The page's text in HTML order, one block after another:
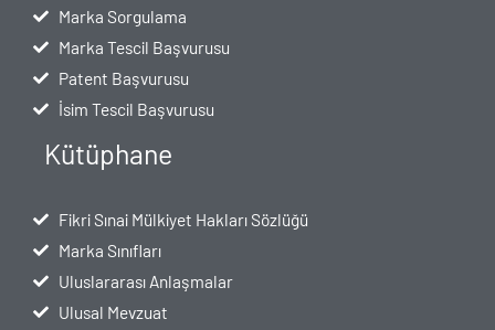
Marka Sorgulama
Marka Tescil Başvurusu
Patent Başvurusu
İsim Tescil Başvurusu
Kütüphane
Fikri Sınai Mülkiyet Hakları Sözlüğü
Marka Sınıfları
Uluslararası Anlaşmalar
Ulusal Mevzuat